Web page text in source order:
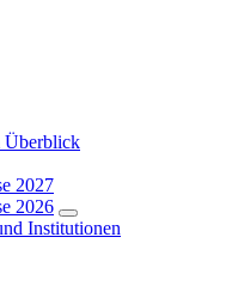
Überblick
2027
2026
Institutionen